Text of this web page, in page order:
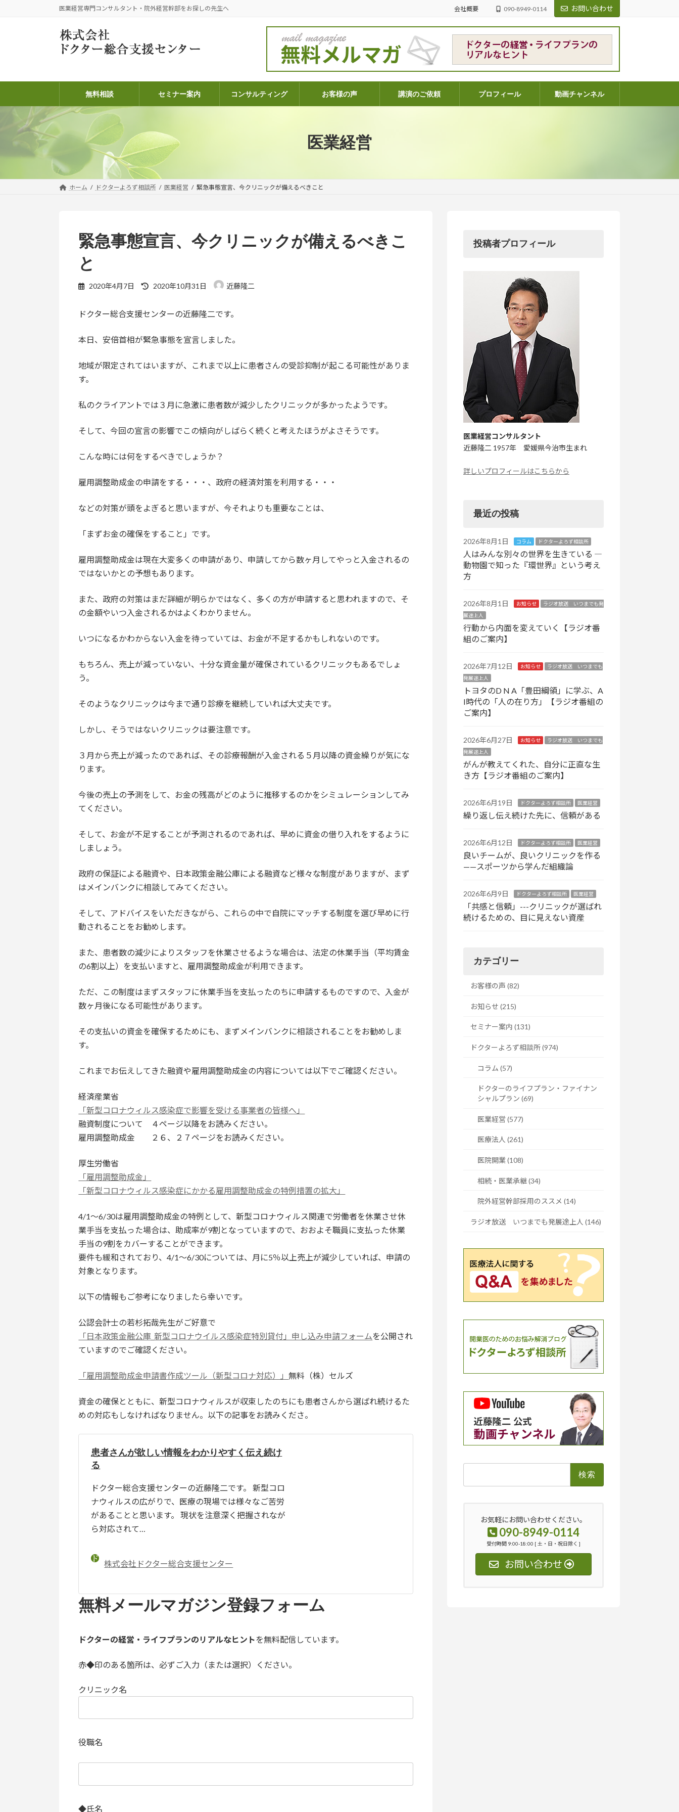
医業経営専門コンサルタント・院外経営幹部をお探しの先生へ 会社概要 090-8949-0114 お問い合わせ
無料相談 セミナー案内 コンサルティング お客様の声 講演のご依頼 プロフィール 動画チャンネル
医業経営
ホーム ドクターよろず相談所 医業経営 緊急事態宣言、今クリニックが備えるべきこと
緊急事態宣言、今クリニックが備えるべきこ
と
2020年4月7日
最
新
時
:
2020年10月31日 近藤隆二
ドクター総合支援センターの近藤隆二です。
本日、安倍首相が緊急事態を宣言しました。
地域が限定されてはいますが、これまで以上に患者さんの受診抑制が起こる可能性がありま
す。
私のクライアントでは３月に急激に患者数が減少したクリニックが多かったようです。
そして、今回の宣言の影響でこの傾向がしばらく続くと考えたほうがよさそうです。
こんな時には何をするべきでしょうか？
雇用調整助成金の申請をする・・・、政府の経済対策を利用する・・・
などの対策が頭をよぎると思いますが、今それよりも重要なことは、
「まずお金の確保をすること」です。
雇用調整助成金は現在大変多くの申請があり、申請してから数ヶ月してやっと入金されるの
ではないかとの予想もあります。
また、政府の対策はまだ詳細が明らかではなく、多くの方が申請すると思われますので、そ
の金額やいつ入金されるかはよくわかりません。
いつになるかわからない入金を待っていては、お金が不足するかもしれないのです。
もちろん、売上が減っていない、十分な資金量が確保されているクリニックもあるでしょ
う。
そのようなクリニックは今まで通り診療を継続していれば大丈夫です。
しかし、そうではないクリニックは要注意です。
３月から売上が減ったのであれば、その診療報酬が入金される５月以降の資金繰りが気にな
ります。
今後の売上の予測をして、お金の残高がどのように推移するのかをシミュレーションしてみ
てください。
そして、お金が不足することが予測されるのであれば、早めに資金の借り入れをするように
しましょう。
政府の保証による融資や、日本政策金融公庫による融資など様々な制度がありますが、まず
はメインバンクに相談してみてください。
そして、アドバイスをいただきながら、これらの中で自院にマッチする制度を選び早めに行
動されることをお勧めします。
また、患者数の減少によりスタッフを休業させるような場合は、法定の休業手当（平均賃金
の6割以上）を支払いますと、雇用調整助成金が利用できます。
ただ、この制度はまずスタッフに休業手当を支払ったのちに申請するものですので、入金が
数ヶ月後になる可能性があります。
その支払いの資金を確保するためにも、まずメインバンクに相談されることをお勧めしま
す。
これまでお伝えしてきた融資や雇用調整助成金の内容については以下でご確認ください。
経済産業省
「新型コロナウィルス感染症で影響を受ける事業者の皆様へ」
融資制度について ４ページ以降をお読みください。
雇用調整助成金 ２６、２７ページをお読みください。
厚生労働省
「雇用調整助成金」
「新型コロナウィルス感染症にかかる雇用調整助成金の特例措置の拡大」
4/1～6/30は雇用調整助成金の特例として、新型コロナウィルス関連で労働者を休業させ休
業手当を支払った場合は、助成率が9割となっていますので、おおよそ職員に支払った休業
手当の9割をカバーすることができます。
要件も緩和されており、4/1～6/30については、月に5％以上売上が減少していれば、申請の
対象となります。
以下の情報もご参考になりましたら幸いです。
公認会計士の若杉拓哉先生がご好意で
「日本政策金融公庫_新型コロナウイルス感染症特別貸付」申し込み申請フォームを公開され
ていますのでご確認ください。
「雇用調整助成金申請書作成ツール（新型コロナ対応）」無料（株）セルズ
資金の確保とともに、新型コロナウィルスが収束したのちにも患者さんから選ばれ続けるた
めの対応もしなければなりません。以下の記事をお読みくださ。
患者さんが欲しい情報をわかりやすく伝え続け
る
ドクター総合支援センターの近藤隆二です。 新型コロ
ナウィルスの広がりで、医療の現場では様々なご苦労
があることと思います。 現状を注意深く把握されなが
ら対応されて…
株式会社ドクター総合支援センター
無料メールマガジン登録フォーム
ドクターの経営・ライフプランのリアルなヒントを無料配信しています。
赤◆印のある箇所は、必ずご入力（または選択）ください。
クリニック名
役職名
◆氏名
投稿者プロフィール
医業経営コンサルタント
近藤隆二 1957年 愛媛県今治市生まれ
詳しいプロフィールはこちらから
最近の投稿
2026年8月1日 コラム ドクターよろず相談所
人はみんな別々の世界を生きている ―
動物園で知った『環世界』という考え
方
2026年8月1日 お知らせ
ラジオ放送 いつまでも発
展途上人
行動から内面を変えていく【ラジオ番
組のご案内】
2026年7月12日 お知らせ
ラジオ放送 いつまでも
発展途上人
トヨタのD N A「豊田綱領」に学ぶ、A
I時代の「人の在り方」【ラジオ番組の
ご案内】
2026年6月27日 お知らせ
ラジオ放送 いつまでも
発展途上人
がんが教えてくれた、自分に正直な生
き方【ラジオ番組のご案内】
2026年6月19日 ドクターよろず相談所 医業経営
繰り返し伝え続けた先に、信頼がある
2026年6月12日 ドクターよろず相談所 医業経営
良いチームが、良いクリニックを作る
——スポーツから学んだ組織論
2026年6月9日 ドクターよろず相談所 医業経営
「共感と信頼」---クリニックが選ばれ
続けるための、目に見えない資産
カテゴリー
お客様の声 (82)
お知らせ (215)
セミナー案内 (131)
ドクターよろず相談所 (974)
コラム (57)
ドクターのライフプラン・ファイナン
シャルプラン (69)
医業経営 (577)
医療法人 (261)
医院開業 (108)
相続・医業承継 (34)
院外経営幹部採用のススメ (14)
ラジオ放送 いつまでも発展途上人 (146)
お気軽にお問い合わせください。
090-8949-0114
受付時間 9:00-18:00 [ 土・日・祝日除く ]
お問い合わせ